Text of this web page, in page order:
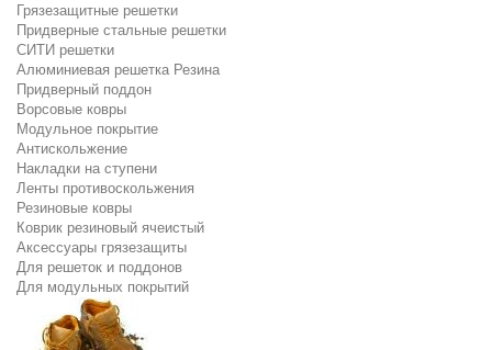
Грязезащитные решетки
Придверные стальные решетки
СИТИ решетки
Алюминиевая решетка Резина
Придверный поддон
Ворсовые ковры
Модульное покрытие
Антискольжение
Накладки на ступени
Ленты противоскольжения
Резиновые ковры
Коврик резиновый ячеистый
Аксессуары грязезащиты
Для решеток и поддонов
Для модульных покрытий